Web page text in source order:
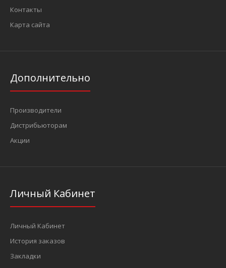
Контакты
Карта сайта
Дополнительно
Производители
Дистрибьюторам
Акции
Личный Кабинет
Личный Кабинет
История заказов
Закладки